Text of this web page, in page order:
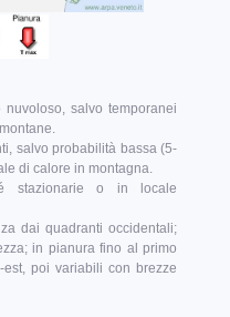
salvo temporanei
salvo probabilità bassa (5-
di calore in montagna.
stazionarie o in locale
dai quadranti occidentali;
in pianura fino al primo
poi variabili con brezze